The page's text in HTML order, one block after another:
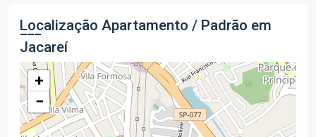
Localização Apartamento / Padrão em
Jacareí
+
−